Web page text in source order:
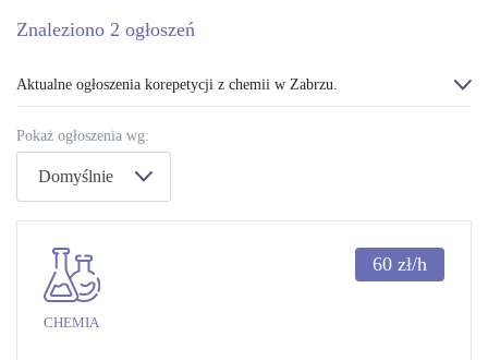
Znaleziono 2 ogłoszeń
Aktualne ogłoszenia korepetycji z chemii w Zabrzu.
Pokaż ogłoszenia wg:
Domyślnie
CHEMIA
60 zł/h